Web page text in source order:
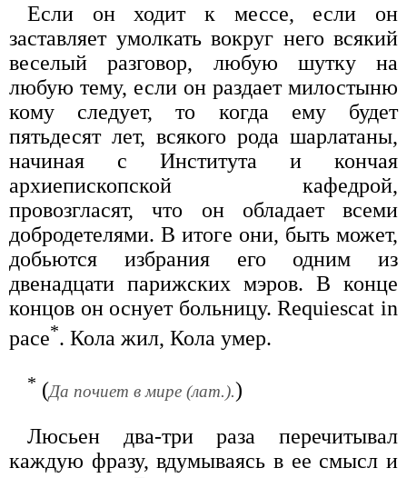
Если он ходит к мессе, если он
заставляет умолкать вокруг него всякий
веселый разговор, любую шутку на
любую тему, если он раздает милостыню
кому следует, то когда ему будет
пятьдесят лет, всякого рода шарлатаны,
начиная с Института и кончая
архиепископской кафедрой,
провозгласят, что он обладает всеми
добродетелями. В итоге они, быть может,
добьются избрания его одним из
двенадцати парижских мэров. В конце
концов он оснует больницу. Requiescat in
pace*. Кола жил, Кола умер.
* (Да почиет в мире (лат.).)
Люсьен два-три раза перечитывал
каждую фразу, вдумываясь в ее смысл и